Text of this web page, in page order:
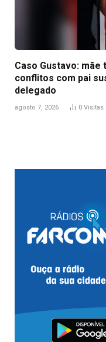
Caso Gustavo:
conflitos com pai
delegado
agosto 7, 2026 0 Visitas